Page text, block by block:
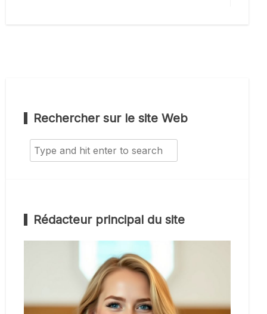
Rechercher sur le site Web
Search
for:
Rédacteur principal du site